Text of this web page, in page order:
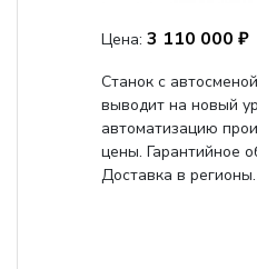
Цена: 3 110 000 ₽
Станок с
выводит на новый
автоматизацию
цены. Гарантийное
Доставка в регионы.